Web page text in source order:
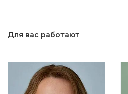
Для вас работают